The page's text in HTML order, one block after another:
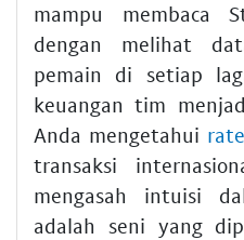
mampu membaca
dengan melihat
pemain di setiap
keuangan tim
Anda mengetahui
transaksi
mengasah intuisi
adalah seni yang